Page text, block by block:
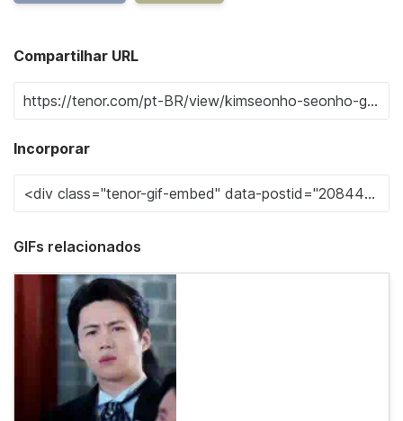
Compartilhar URL
Incorporar
GIFs relacionados